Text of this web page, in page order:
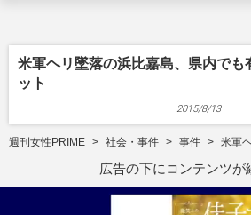
米軍ヘリ墜落の浜比嘉島、県内でも
ット
2015/8/13
週刊女性PRIME 社会・事件 事件 米軍
広告の下にコンテンツが